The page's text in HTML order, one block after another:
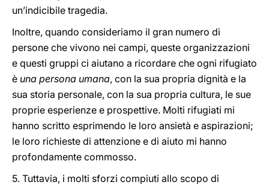
un’indicibile tragedia.
Inoltre, quando consideriamo il gran numero di
persone che vivono nei campi, queste organizzazioni
e questi gruppi ci aiutano a ricordare che ogni rifugiato
è una persona umana, con la sua propria dignità e la
sua storia personale, con la sua propria cultura, le sue
proprie esperienze e prospettive. Molti rifugiati mi
hanno scritto esprimendo le loro ansietà e aspirazioni;
le loro richieste di attenzione e di aiuto mi hanno
profondamente commosso.
5. Tuttavia, i molti sforzi compiuti allo scopo di